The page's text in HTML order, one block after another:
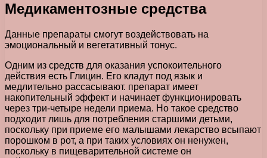
Медикаментозные средства
Данные препараты смогут воздействовать на
эмоциональный и вегетативный тонус.
Одним из средств для оказания успокоительного
действия есть Глицин. Его кладут под язык и
медлительно рассасывают. препарат имеет
накопительный эффект и начинает функционировать
через три-четыре недели приема. Но такое средство
подходит лишь для потребления старшими детьми,
поскольку при приеме его малышами лекарство всыпают
порошком в рот, а при таких условиях он ненужен,
поскольку в пищеварительной системе он